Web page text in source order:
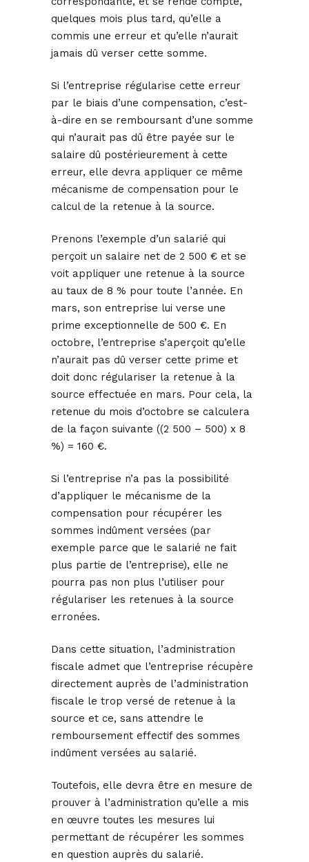
quelques mois plus tard, qu’elle a
commis une erreur et qu’elle n’aurait
jamais dû verser cette somme.
Si l’entreprise régularise cette erreur
par le biais d’une compensation, c’est-
à-dire en se remboursant d’une somme
qui n’aurait pas dû être payée sur le
salaire dû postérieurement à cette
erreur, elle devra appliquer ce même
mécanisme de compensation pour le
calcul de la retenue à la source.
Prenons l’exemple d’un salarié qui
perçoit un salaire net de 2 500 € et se
voit appliquer une retenue à la source
au taux de 8 % pour toute l’année. En
mars, son entreprise lui verse une
prime exceptionnelle de 500 €. En
octobre, l’entreprise s’aperçoit qu’elle
n’aurait pas dû verser cette prime et
doit donc régulariser la retenue à la
source effectuée en mars. Pour cela, la
retenue du mois d’octobre se calculera
de la façon suivante ((2 500 – 500) x 8
%) = 160 €.
Si l’entreprise n’a pas la possibilité
d’appliquer le mécanisme de la
compensation pour récupérer les
sommes indûment versées (par
exemple parce que le salarié ne fait
plus partie de l’entreprise), elle ne
pourra pas non plus l’utiliser pour
régulariser les retenues à la source
erronées.
Dans cette situation, l’administration
fiscale admet que l’entreprise récupère
directement auprès de l’administration
fiscale le trop versé de retenue à la
source et ce, sans attendre le
remboursement effectif des sommes
indûment versées au salarié.
Toutefois, elle devra être en mesure de
prouver à l’administration qu’elle a mis
en œuvre toutes les mesures lui
permettant de récupérer les sommes
en question auprès du salarié.